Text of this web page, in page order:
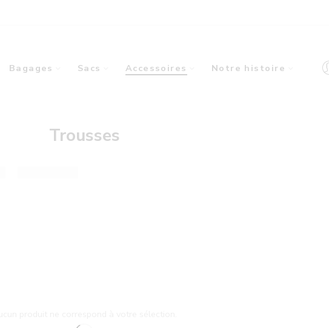
Bagages Sacs Accessoires Notre histoire
Trousses